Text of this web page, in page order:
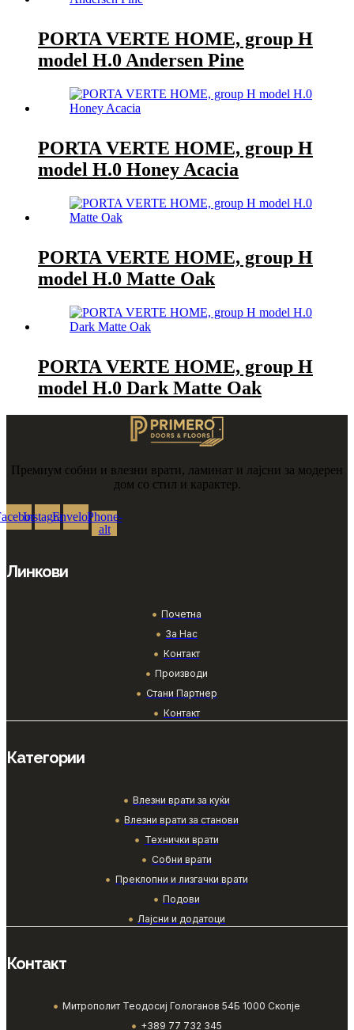
PORTA VERTE HOME, group H
model H.0 Andersen Pine
PORTA VERTE HOME, group H
model H.0 Honey Acacia
PORTA VERTE HOME, group H
model H.0 Matte Oak
PORTA VERTE HOME, group H
model H.0 Dark Matte Oak
Премиум собни и влезни врати, ламинат и лајсни за модерен
дом со стил и карактер.
InstagramEnvelopePhone-
alt
Линкови
Почетна
За Нас
Контакт
Производи
Стани Партнер
Контакт
Категории
Влезни врати за куќи
Влезни врати за станови
Технички врати
Собни врати
Преклопни и лизгачки врати
Подови
Лајсни и додатоци
Контакт
Митрополит Теодосиј Гологанов 54Б 1000 Скопје
+389 77 732 345